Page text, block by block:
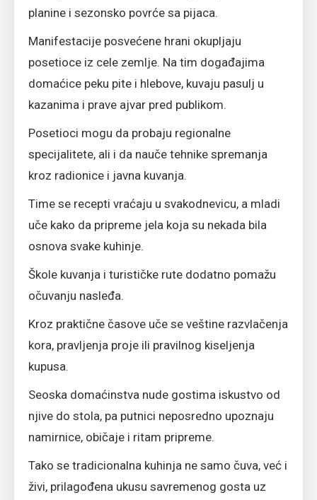
planine i sezonsko povrće sa pijaca.
Manifestacije posvećene hrani okupljaju
posetioce iz cele zemlje. Na tim događajima
domaćice peku pite i hlebove, kuvaju pasulj u
kazanima i prave ajvar pred publikom.
Posetioci mogu da probaju regionalne
specijalitete, ali i da nauče tehnike spremanja
kroz radionice i javna kuvanja.
Time se recepti vraćaju u svakodnevicu, a mladi
uče kako da pripreme jela koja su nekada bila
osnova svake kuhinje.
Škole kuvanja i turističke rute dodatno pomažu
očuvanju nasleđa.
Kroz praktične časove uče se veštine razvlačenja
kora, pravljenja proje ili pravilnog kiseljenja
kupusa.
Seoska domaćinstva nude gostima iskustvo od
njive do stola, pa putnici neposredno upoznaju
namirnice, običaje i ritam pripreme.
Tako se tradicionalna kuhinja ne samo čuva, već i
živi, prilagođena ukusu savremenog gosta uz